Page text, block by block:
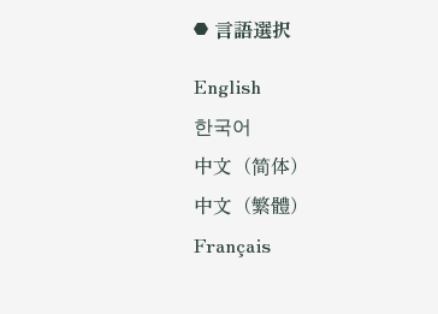
言語選択
English
한국어
中文（简体）
中文（繁體）
Français